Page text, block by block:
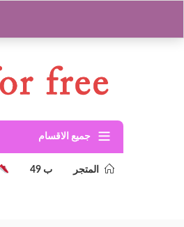
جميع الاقسام
المتجر ب 49